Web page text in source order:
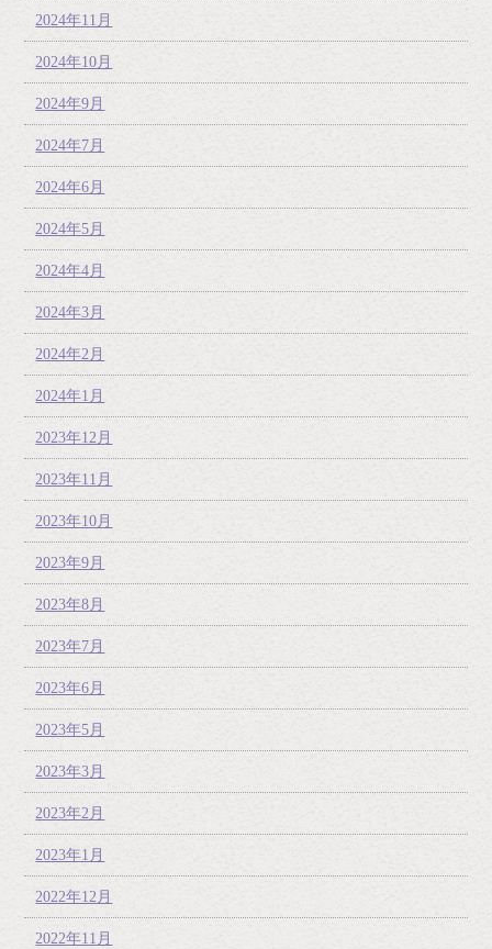
2024年11月
2024年10月
2024年9月
2024年7月
2024年6月
2024年5月
2024年4月
2024年3月
2024年2月
2024年1月
2023年12月
2023年11月
2023年10月
2023年9月
2023年8月
2023年7月
2023年6月
2023年5月
2023年3月
2023年2月
2023年1月
2022年12月
2022年11月